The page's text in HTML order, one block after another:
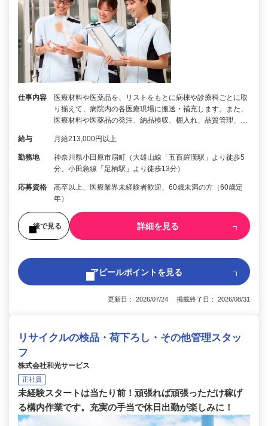
仕事内容
医療材料や医薬品を、リストをもとに病棟や診療科ごとに取
り揃えて、病院内の各医療現場に搬送・補充します。また、
医療材料や医薬品の発注、納品検収、棚入れ、品質管理、…
給与 月給213,000円以上
勤務地
神奈川県小田原市扇町（大雄山線「五百羅漢駅」より徒歩5
分、小田急線「足柄駅」より徒歩13分）
応募資格
高卒以上、医療業界未経験者歓迎、60歳未満の方（60歳定
年）
後で見る 詳細を見る
アピールポイントを見る
更新日： 2026/07/24 掲載終了日： 2026/08/31
リサイクルの検品・荷下ろし・その他管理スタッ
フ
株式会社和光サービス
正社員
未経験スタートは当たり前！頑張れば頑張っただけ稼げ
る構内作業です。充実の手当で休日出勤が楽しみに！